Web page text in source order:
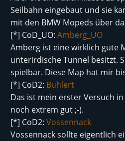
Seilbahn eingebaut und sie
mit den BMW Mopeds über
[*] CoD_UO: Amberg_UO
Amberg ist eine wirklich gute
unterirdische Tunnel besitzt.
spielbar. Diese Map hat mir
[*] CoD2: Buhlert
Das ist mein erster Versuch
noch extrem gut ;-).
[*] CoD2: Vossennack
Vossennack sollte eigentlich